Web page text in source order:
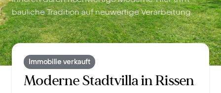
bauliche Tradition auf neuwertige Verarbeitung.
Immobilie verkauft
Moderne Stadtvilla in Rissen